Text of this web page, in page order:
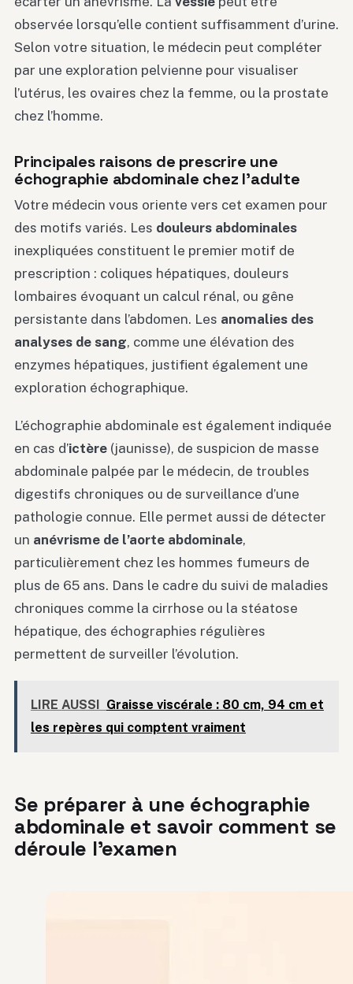
observée lorsqu’elle contient suffisamment d’urine.
Selon votre situation, le médecin peut compléter
par une exploration pelvienne pour visualiser
l’utérus, les ovaires chez la femme, ou la prostate
chez l’homme.
Principales raisons de prescrire une
échographie abdominale chez l’adulte
Votre médecin vous oriente vers cet examen pour
des motifs variés. Les douleurs abdominales
inexpliquées constituent le premier motif de
prescription : coliques hépatiques, douleurs
lombaires évoquant un calcul rénal, ou gêne
persistante dans l’abdomen. Les anomalies des
analyses de sang, comme une élévation des
enzymes hépatiques, justifient également une
exploration échographique.
L’échographie abdominale est également indiquée
en cas d’ictère (jaunisse), de suspicion de masse
abdominale palpée par le médecin, de troubles
digestifs chroniques ou de surveillance d’une
pathologie connue. Elle permet aussi de détecter
un anévrisme de l’aorte abdominale,
particulièrement chez les hommes fumeurs de
plus de 65 ans. Dans le cadre du suivi de maladies
chroniques comme la cirrhose ou la stéatose
hépatique, des échographies régulières
permettent de surveiller l’évolution.
LIRE AUSSI
Graisse viscérale : 80 cm, 94 cm et
les repères qui comptent vraiment
Se préparer à une échographie
abdominale et savoir comment se
déroule l’examen